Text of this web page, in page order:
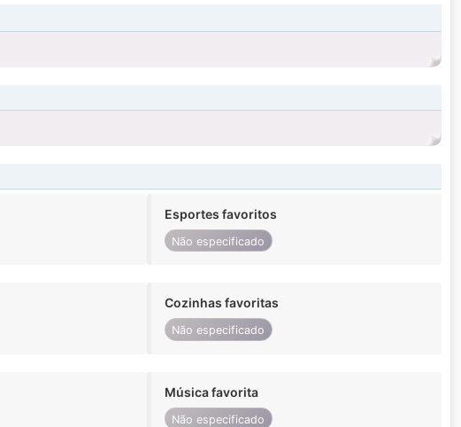
Esportes favoritos
Não especificado
Cozinhas favoritas
Não especificado
Música favorita
Não especificado